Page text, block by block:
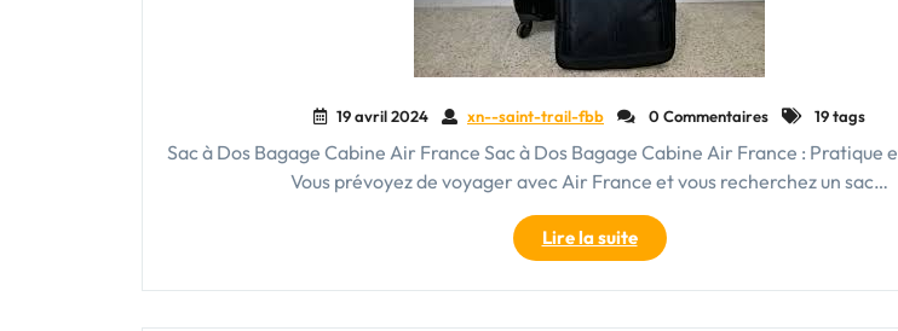
19 avril 2024 xn--saint-trail-fbb 0 Commentaires 19 tags
Sac à Dos Bagage Cabine Air France Sac à Dos Bagage Cabine Air France : Pratique
Vous prévoyez de voyager avec Air France et vous recherchez un sac…
Lire la suite"Guide
du
Sac